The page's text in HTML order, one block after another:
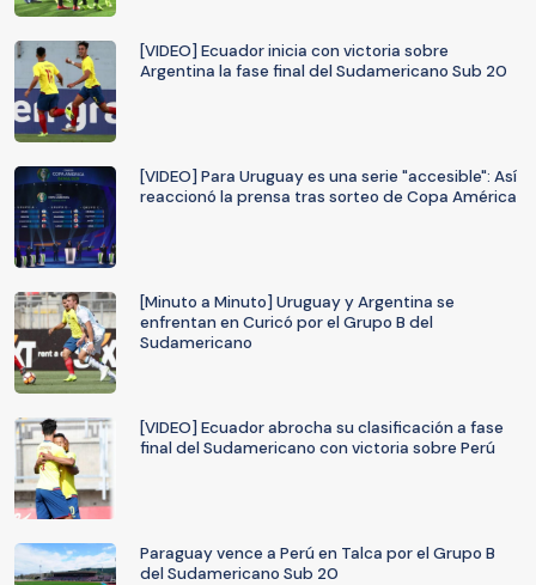
[VIDEO] Ecuador inicia con victoria sobre
Argentina la fase final del Sudamericano Sub 20
[VIDEO] Para Uruguay es una serie "accesible": Así
reaccionó la prensa tras sorteo de Copa América
[Minuto a Minuto] Uruguay y Argentina se
enfrentan en Curicó por el Grupo B del
Sudamericano
[VIDEO] Ecuador abrocha su clasificación a fase
final del Sudamericano con victoria sobre Perú
Paraguay vence a Perú en Talca por el Grupo B
del Sudamericano Sub 20